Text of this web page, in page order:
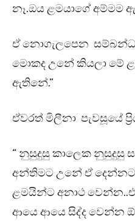
නෑ.ඔය ළමයාගේ අම්මම
ඒ නොගැලපෙන
මොකද උනේ කියලා මේ
ඇතිනේ.”
ඒවරත් මිලීනා පැවසූයේ
“ නුසුදුසු කාලෙක නුසුදුසු
අන්තිමට උනේ ඒ
ළමයින්ට අනාථ
ආයෙ ආයෙ සිද්ද වෙන්න